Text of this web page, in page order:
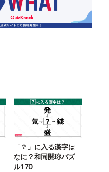
「？」に入る漢字は
なに？和同開珎パズ
ル170